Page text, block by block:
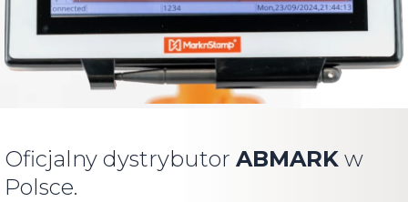
Oficjalny dystrybutor ABMARK w
Polsce.